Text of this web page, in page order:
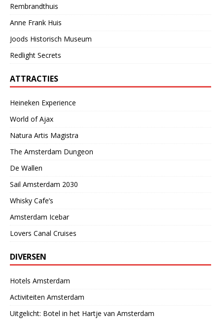
Rembrandthuis
Anne Frank Huis
Joods Historisch Museum
Redlight Secrets
ATTRACTIES
Heineken Experience
World of Ajax
Natura Artis Magistra
The Amsterdam Dungeon
De Wallen
Sail Amsterdam 2030
Whisky Cafe’s
Amsterdam Icebar
Lovers Canal Cruises
DIVERSEN
Hotels Amsterdam
Activiteiten Amsterdam
Uitgelicht: Botel in het Hartje van Amsterdam